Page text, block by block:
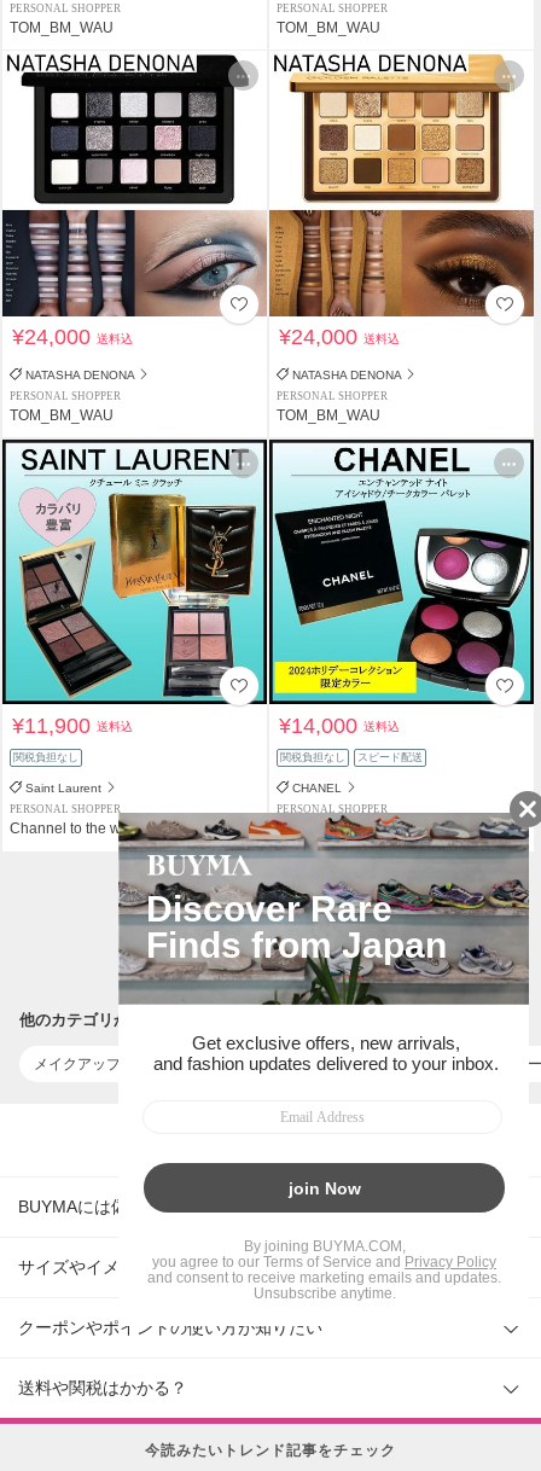
PERSONAL SHOPPER
TOM_BM_WAU
PERSONAL SHOPPER
TOM_BM_WAU
¥24,000送料込
NATASHA DENONA
PERSONAL SHOPPER
TOM_BM_WAU
¥24,000送料込
NATASHA DENONA
PERSONAL SHOPPER
TOM_BM_WAU
¥11,900送料込
関税負担なし
Saint Laurent
PERSONAL SHOPPER
Channel to the world
¥14,000送料込
関税負担なし スピード配送
CHANEL
PERSONAL SHOPPER
Channel to the world
1 2
BUYMAトップ メイクアップ アイメイク(ビューティー)
他のカテゴリからさがす
メイクアップ ALL アイブロウ リップグロス・口紅 プライマ
BUYMAには偽物はないの？
サイズやイメージがあわない場合返品はできる？
クーポンやポイントの使い方が知りたい
送料や関税はかかる？
今読みたいトレンド記事をチェック